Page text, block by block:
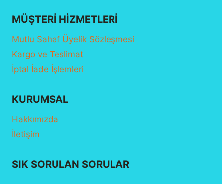
MÜŞTERI HIZMETLERI
Mutlu Sahaf Üyelik Sözleşmesi
Kargo ve Teslimat
İptal İade İşlemleri
KURUMSAL
Hakkımızda
İletişim
SIK SORULAN SORULAR